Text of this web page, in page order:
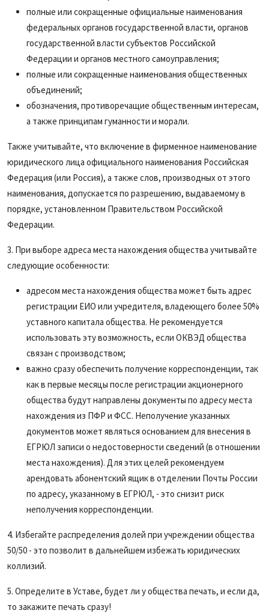
полные или сокращенные официальные наименования
федеральных органов государственной власти, органов
государственной власти субъектов Российской
Федерации и органов местного самоуправления;
полные или сокращенные наименования общественных
объединений;
обозначения, противоречащие общественным интересам,
а также принципам гуманности и морали.
Также учитывайте, что включение в фирменное наименование
юридического лица официального наименования Российская
Федерация (или Россия), а также слов, производных от этого
наименования, допускается по разрешению, выдаваемому в
порядке, установленном Правительством Российской
Федерации.
3. При выборе адреса места нахождения общества учитывайте
следующие особенности:
адресом места нахождения общества может быть адрес
регистрации ЕИО или учредителя, владеющего более 50%
уставного капитала общества. Не рекомендуется
использовать эту возможность, если ОКВЭД общества
связан с производством;
важно сразу обеспечить получение корреспонденции, так
как в первые месяцы после регистрации акционерного
общества будут направлены документы по адресу места
нахождения из ПФР и ФСС. Неполучение указанных
документов может являться основанием для внесения в
ЕГРЮЛ записи о недостоверности сведений (в отношении
места нахождения). Для этих целей рекомендуем
арендовать абонентский ящик в отделении Почты России
по адресу, указанному в ЕГРЮЛ, - это снизит риск
неполучения корреспонденции.
4. Избегайте распределения долей при учреждении общества
50/50 - это позволит в дальнейшем избежать юридических
коллизий.
5. Определите в Уставе, будет ли у общества печать, и если да,
то закажите печать сразу!